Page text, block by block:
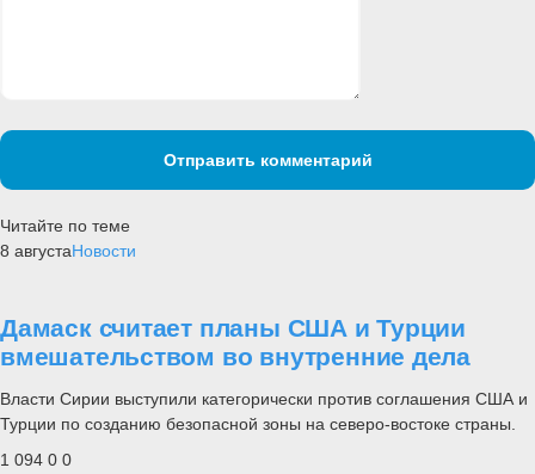
Отправить комментарий
Читайте по теме
8 августаНовости
Дамаск считает планы США и Турции
вмешательством во внутренние дела
Власти Сирии выступили категорически против соглашения США и
Турции по созданию безопасной зоны на северо-востоке страны.
1 094 0 0